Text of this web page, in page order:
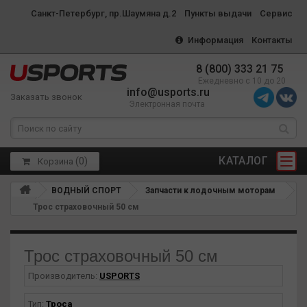
Санкт-Петербург, пр.Шаумяна д.2 Пункты выдачи Сервис
Информация Контакты
8 (800) 333 21 75
Ежедневно с 10 до 20
Заказать звонок info@usports.ru
Электронная почта
КАТАЛОГ
Корзина (0)
ВОДНЫЙ СПОРТ
Запчасти к лодочным моторам
Трос страховочный 50 см
Трос страховочный 50 см
Производитель: USPORTS
Тип: Троса